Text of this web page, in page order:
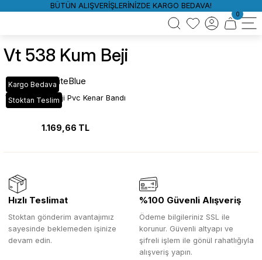
BÜTÜN ALIŞVERİŞLERİNİZDE KARGO BEDAVA!
0
Vt 538 Kum Beji
Kargo Bedava
Stoktan Teslim
WhiteBlue
VT_538 Kum Beji Pvc Kenar Bandı
1.169,66 TL
Hızlı Teslimat
Stoktan gönderim avantajımız
sayesinde beklemeden işinize
devam edin.
%100 Güvenli Alışveriş
Ödeme bilgileriniz SSL ile
korunur. Güvenli altyapı ve
şifreli işlem ile gönül rahatlığıyla
alışveriş yapın.